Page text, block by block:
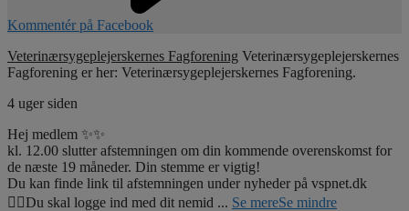
Kommentér på Facebook
Veterinærsygeplejerskernes Fagforening Veterinærsygeplejerskernes
Fagforening er her: Veterinærsygeplejerskernes Fagforening.
4 uger siden
Hej medlem ✨✨
kl. 12.00 slutter afstemningen om din kommende overenskomst for
de næste 19 måneder. Din stemme er vigtig!
Du kan finde link til afstemningen under nyheder på vspnet.dk
☝🏼Du skal logge ind med dit nemid ... Se mereSe mindre